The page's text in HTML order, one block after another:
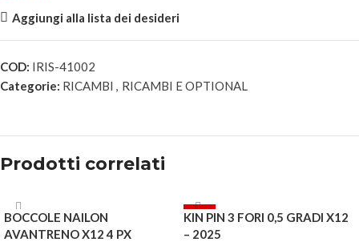
Aggiungi alla lista dei desideri
COD: IRIS-41002
Categorie: RICAMBI , RICAMBI E OPTIONAL
Prodotti correlati
BOCCOLE NAILON
AVANTRENO X12 4 PX
-5%
ESAURITO
KIN PIN 3 FORI 0,5 GRADI X12
– 2025